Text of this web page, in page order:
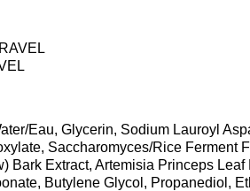
Eau, Glycerin, Sodium Lauroyl
Saccharomyces/Rice Ferment
Bark Extract, Artemisia Princeps
Butylene Glycol, Propanediol,